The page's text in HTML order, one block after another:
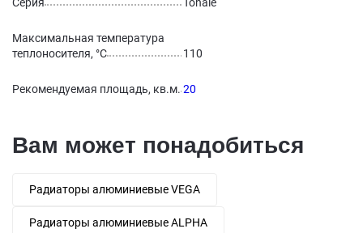
Максимальная температура
теплоносителя, °С
110
Рекомендуемая площадь, кв.м. 20
Вам может понадобиться
Радиаторы алюминиевые VEGA
Радиаторы алюминиевые ALPHA